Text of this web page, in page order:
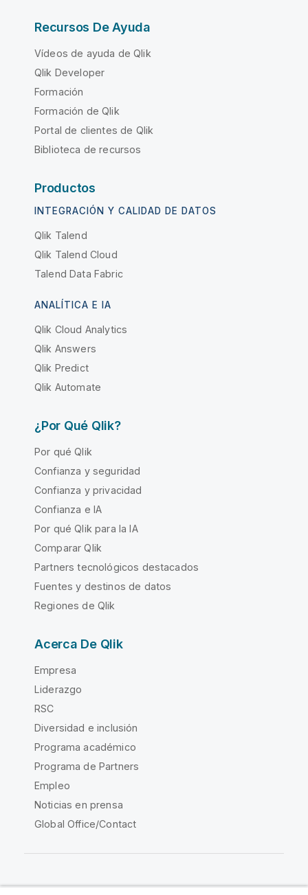
Recursos De Ayuda
Vídeos de ayuda de Qlik
Qlik Developer
Formación
Formación de Qlik
Portal de clientes de Qlik
Biblioteca de recursos
Productos
INTEGRACIÓN Y CALIDAD DE DATOS
Qlik Talend
Qlik Talend Cloud
Talend Data Fabric
ANALÍTICA E IA
Qlik Cloud Analytics
Qlik Answers
Qlik Predict
Qlik Automate
¿Por Qué Qlik?
Por qué Qlik
Confianza y seguridad
Confianza y privacidad
Confianza e IA
Por qué Qlik para la IA
Comparar Qlik
Partners tecnológicos destacados
Fuentes y destinos de datos
Regiones de Qlik
Acerca De Qlik
Empresa
Liderazgo
RSC
Diversidad e inclusión
Programa académico
Programa de Partners
Empleo
Noticias en prensa
Global Office/Contact